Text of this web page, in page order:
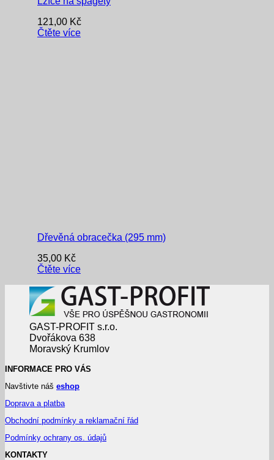
121,00 Kč
Čtěte více
Dřevěná obracečka (295 mm)
35,00 Kč
Čtěte více
GAST-PROFIT s.r.o.
Dvořákova 638
Moravský Krumlov
INFORMACE PRO VÁS
Navštivte náš eshop
Doprava a platba
Obchodní podmínky a reklamační řád
Podmínky ochrany os. údajů
KONTAKTY